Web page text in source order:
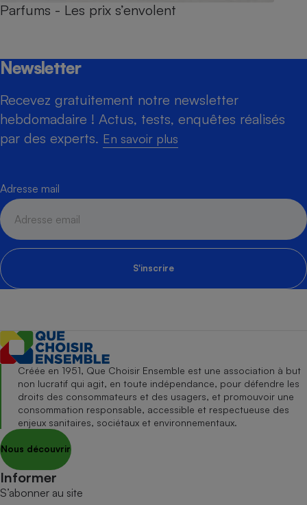
Parfums - Les prix s’envolent
Newsletter
Recevez gratuitement notre newsletter
hebdomadaire ! Actus, tests, enquêtes réalisés
par des experts. En savoir plus
Adresse mail
S'inscrire
Créée en 1951, Que Choisir Ensemble est une association à but
non lucratif qui agit, en toute indépendance, pour défendre les
droits des consommateurs et des usagers, et promouvoir une
consommation responsable, accessible et respectueuse des
enjeux sanitaires, sociétaux et environnementaux.
Nous découvrir
Informer
S’abonner au site